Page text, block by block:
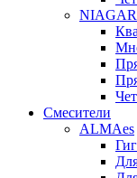
Смесители
ALMAes